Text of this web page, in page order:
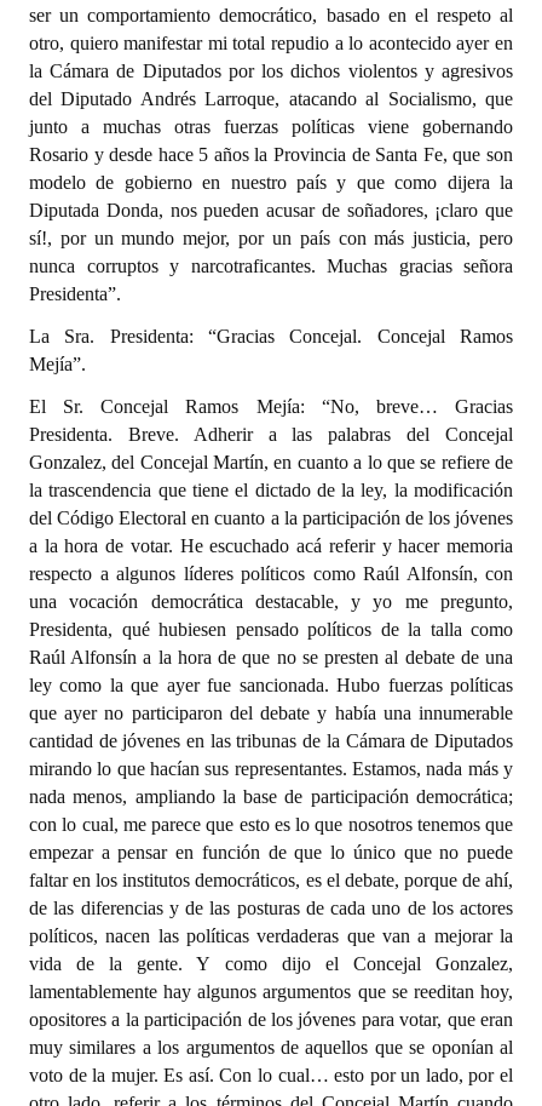
ser un comportamiento democrático, basado en el respeto al
otro, quiero manifestar mi total repudio a lo acontecido ayer en
la Cámara de Diputados por los dichos violentos y agresivos
del Diputado Andrés Larroque, atacando al Socialismo, que
junto a muchas otras fuerzas políticas viene gobernando
Rosario y desde hace 5 años la Provincia de Santa Fe, que son
modelo de gobierno en nuestro país y que como dijera la
Diputada Donda, nos pueden acusar de soñadores, ¡claro que
sí!, por un mundo mejor, por un país con más justicia, pero
nunca corruptos y narcotraficantes. Muchas gracias señora
Presidenta”.
La Sra. Presidenta: “Gracias Concejal. Concejal Ramos
Mejía”.
El Sr. Concejal Ramos Mejía: “No, breve… Gracias
Presidenta. Breve. Adherir a las palabras del Concejal
Gonzalez, del Concejal Martín, en cuanto a lo que se refiere de
la trascendencia que tiene el dictado de la ley, la modificación
del Código Electoral en cuanto a la participación de los jóvenes
a la hora de votar. He escuchado acá referir y hacer memoria
respecto a algunos líderes políticos como Raúl Alfonsín, con
una vocación democrática destacable, y yo me pregunto,
Presidenta, qué hubiesen pensado políticos de la talla como
Raúl Alfonsín a la hora de que no se presten al debate de una
ley como la que ayer fue sancionada. Hubo fuerzas políticas
que ayer no participaron del debate y había una innumerable
cantidad de jóvenes en las tribunas de la Cámara de Diputados
mirando lo que hacían sus representantes. Estamos, nada más y
nada menos, ampliando la base de participación democrática;
con lo cual, me parece que esto es lo que nosotros tenemos que
empezar a pensar en función de que lo único que no puede
faltar en los institutos democráticos, es el debate, porque de ahí,
de las diferencias y de las posturas de cada uno de los actores
políticos, nacen las políticas verdaderas que van a mejorar la
vida de la gente. Y como dijo el Concejal Gonzalez,
lamentablemente hay algunos argumentos que se reeditan hoy,
opositores a la participación de los jóvenes para votar, que eran
muy similares a los argumentos de aquellos que se oponían al
voto de la mujer. Es así. Con lo cual… esto por un lado, por el